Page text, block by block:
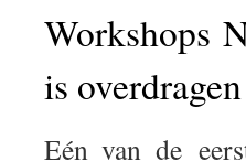
Workshops
is
Eén van de